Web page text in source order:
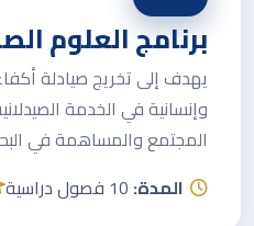
برنامج العلوم
يهدف إلى تخريج صيادلة
وإنسانية في الخدمة
المجتمع والمساهمة في
المدة:10 فصول دراسية